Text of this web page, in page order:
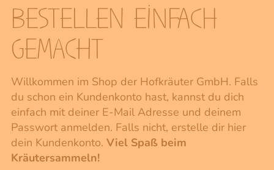
BESTELLEN EINFACH
GEMACHT
Willkommen im Shop der Hofkräuter GmbH. Falls
du schon ein Kundenkonto hast, kannst du dich
einfach mit deiner E-Mail Adresse und deinem
Passwort anmelden. Falls nicht, erstelle dir hier
dein Kundenkonto. Viel Spaß beim
Kräutersammeln!